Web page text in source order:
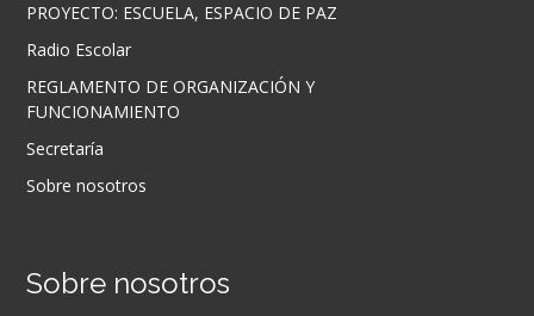
PROYECTO: ESCUELA, ESPACIO DE PAZ
Radio Escolar
REGLAMENTO DE ORGANIZACIÓN Y
FUNCIONAMIENTO
Secretaría
Sobre nosotros
Sobre nosotros